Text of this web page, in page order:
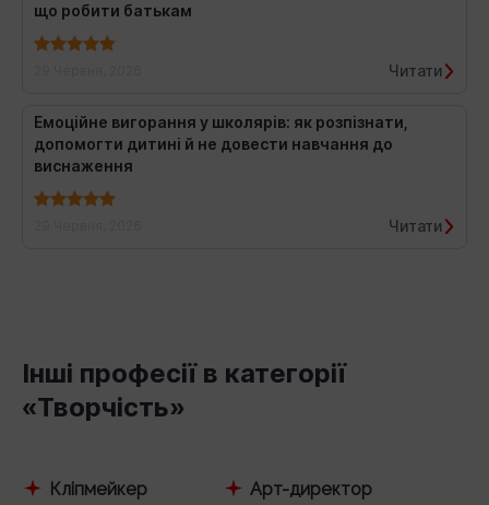
що робити батькам
Читати
Емоційне вигорання у школярів: як розпізнати,
допомогти дитині й не довести навчання до
виснаження
Читати
Інші професії в категорії
«Творчість»
Кліпмейкер
Арт-директор